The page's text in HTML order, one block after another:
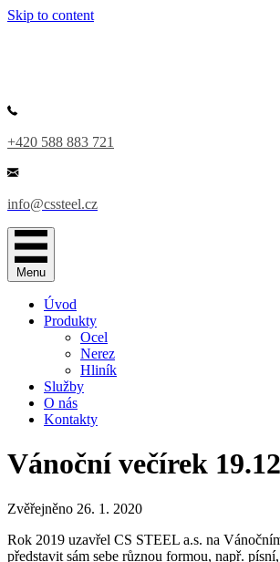
Skip to content
+420 588 883 721
info@cssteel.cz
Menu
Úvod
Produkty
Ocel
Nerez
Hliník
Služby
O nás
Kontakty
Vánoční večírek
Zvěřejněno 26. 1. 2020
Rok 2019 uzavřel CS STEEL a.s. na
představit sám sebe různou formou, např.